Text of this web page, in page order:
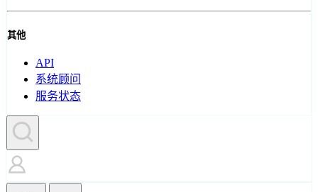
其他
API
系统顾问
服务状态